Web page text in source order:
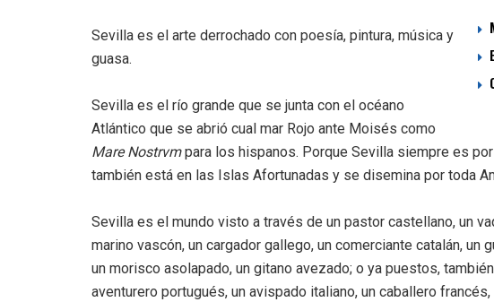
Sevilla es el arte derrochado con poesía, pintura, música y
guasa.
Sevilla es el río grande que se junta con el océano
Atlántico que se abrió cual mar Rojo ante Moisés como
Mare Nostrvmpara los hispanos. Porque Sevilla siempre es
también está en las Islas Afortunadas y se disemina por toda
Sevilla es el mundo visto a través de un pastor castellano, un
marino vascón, un cargador gallego, un comerciante catalán, un
un morisco asolapado, un gitano avezado; o ya puestos,
aventurero portugués, un avispado italiano, un caballero